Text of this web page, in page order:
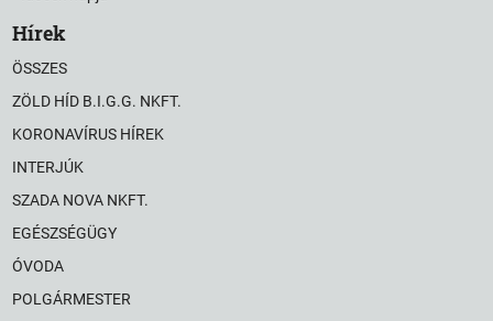
Hírek
ÖSSZES
ZÖLD HÍD B.I.G.G. NKFT.
KORONAVÍRUS HÍREK
INTERJÚK
SZADA NOVA NKFT.
EGÉSZSÉGÜGY
ÓVODA
POLGÁRMESTER